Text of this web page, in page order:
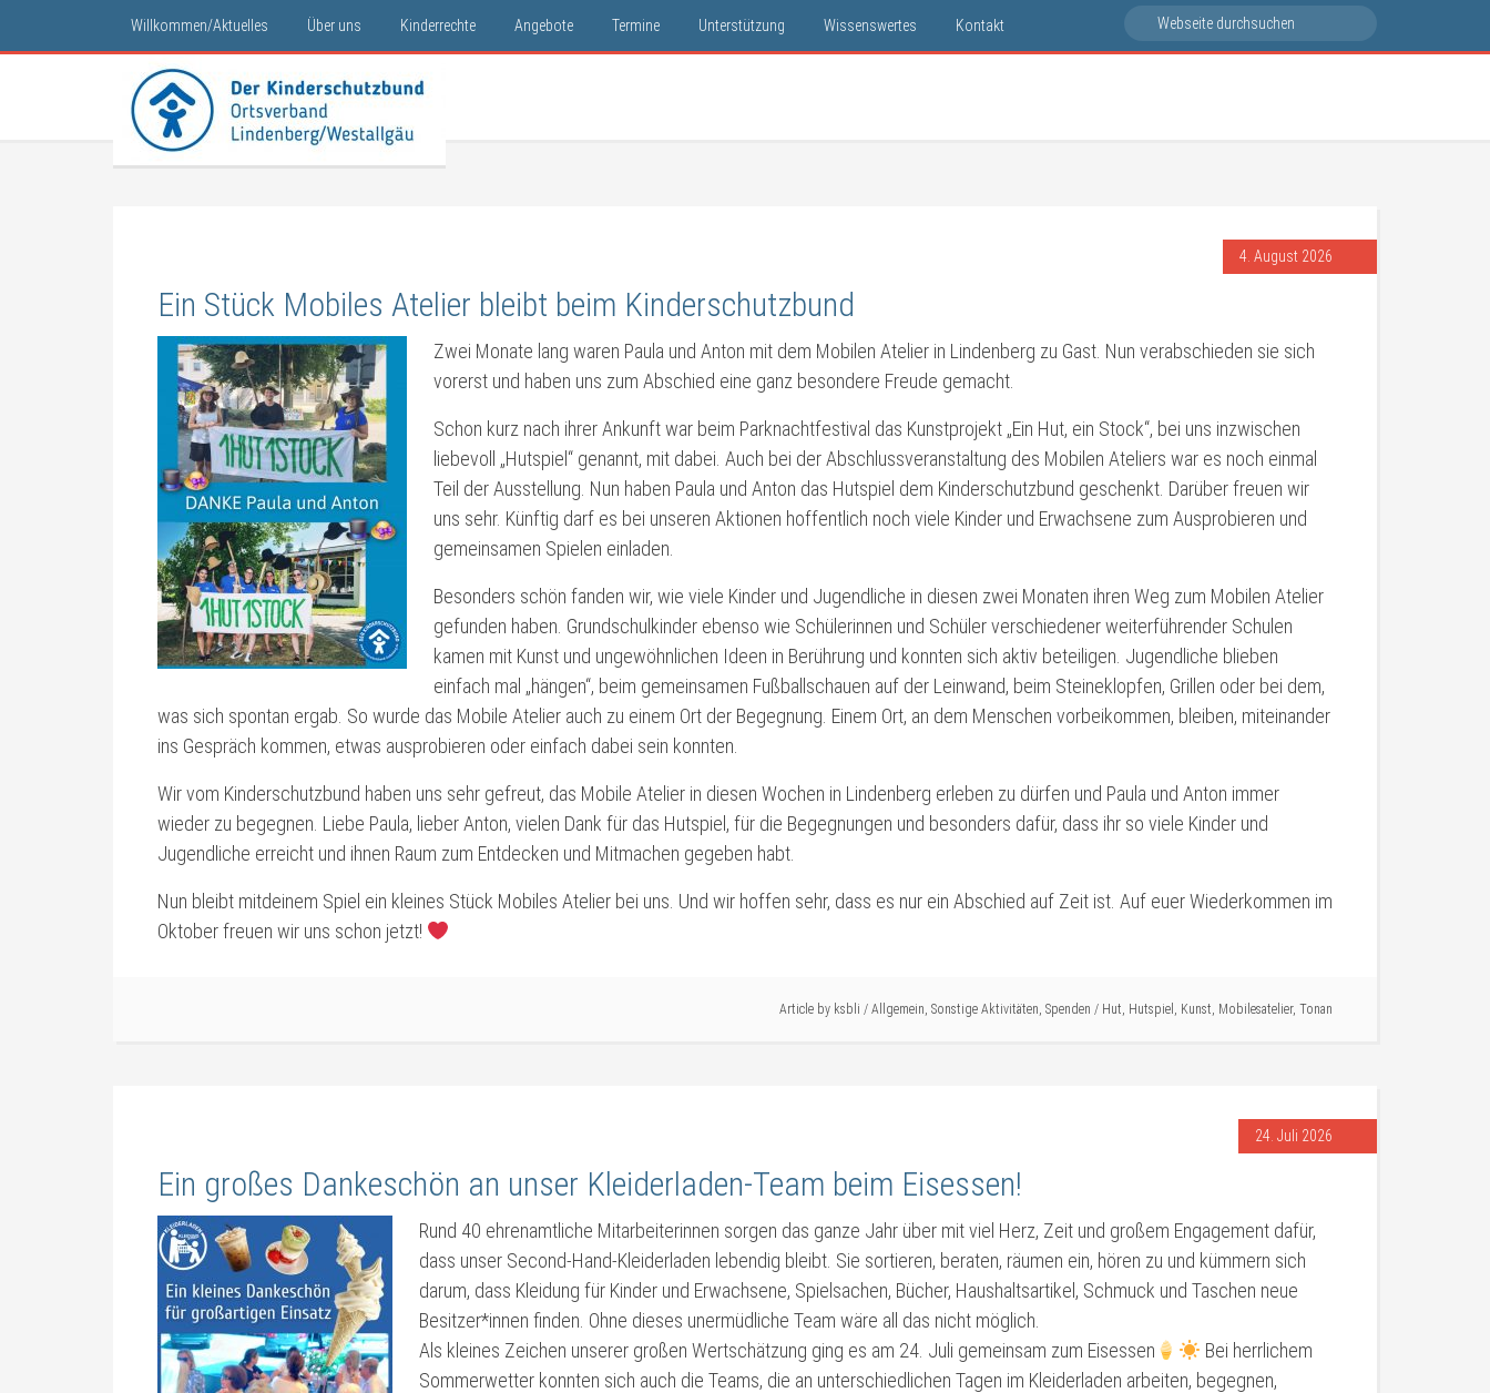
Willkommen/Aktuelles Über uns Kinderrechte Angebote Termine Unterstützung Wissenswertes Kontakt
4. August 2026
Ein Stück Mobiles Atelier bleibt beim Kinderschutzbund
Zwei Monate lang waren Paula und Anton mit dem Mobilen Atelier in Lindenberg zu Gast. Nun verabschieden sie sich
vorerst und haben uns zum Abschied eine ganz besondere Freude gemacht.
Schon kurz nach ihrer Ankunft war beim Parknachtfestival das Kunstprojekt „Ein Hut, ein Stock“, bei uns inzwischen
liebevoll „Hutspiel“ genannt, mit dabei. Auch bei der Abschlussveranstaltung des Mobilen Ateliers war es noch einmal
Teil der Ausstellung. Nun haben Paula und Anton das Hutspiel dem Kinderschutzbund geschenkt. Darüber freuen wir
uns sehr. Künftig darf es bei unseren Aktionen hoffentlich noch viele Kinder und Erwachsene zum Ausprobieren und
gemeinsamen Spielen einladen.
Besonders schön fanden wir, wie viele Kinder und Jugendliche in diesen zwei Monaten ihren Weg zum Mobilen Atelier
gefunden haben. Grundschulkinder ebenso wie Schülerinnen und Schüler verschiedener weiterführender Schulen
kamen mit Kunst und ungewöhnlichen Ideen in Berührung und konnten sich aktiv beteiligen. Jugendliche blieben
einfach mal „hängen“, beim gemeinsamen Fußballschauen auf der Leinwand, beim Steineklopfen, Grillen oder bei dem,
was sich spontan ergab. So wurde das Mobile Atelier auch zu einem Ort der Begegnung. Einem Ort, an dem Menschen vorbeikommen, bleiben, miteinander
ins Gespräch kommen, etwas ausprobieren oder einfach dabei sein konnten.
Wir vom Kinderschutzbund haben uns sehr gefreut, das Mobile Atelier in diesen Wochen in Lindenberg erleben zu dürfen und Paula und Anton immer
wieder zu begegnen. Liebe Paula, lieber Anton, vielen Dank für das Hutspiel, für die Begegnungen und besonders dafür, dass ihr so viele Kinder und
Jugendliche erreicht und ihnen Raum zum Entdecken und Mitmachen gegeben habt.
Nun bleibt mitdeinem Spiel ein kleines Stück Mobiles Atelier bei uns. Und wir hoffen sehr, dass es nur ein Abschied auf Zeit ist. Auf euer Wiederkommen im
Oktober freuen wir uns schon jetzt!
Article by ksbli / Allgemein, Sonstige Aktivitäten, Spenden / Hut, Hutspiel , Kunst, Mobilesatelier, Tonan
24. Juli 2026
Ein großes Dankeschön an unser Kleiderladen-Team beim Eisessen!
Rund 40 ehrenamtliche Mitarbeiterinnen sorgen das ganze Jahr über mit viel Herz, Zeit und großem Engagement dafür,
dass unser Second-Hand-Kleiderladen lebendig bleibt. Sie sortieren, beraten, räumen ein, hören zu und kümmern sich
darum, dass Kleidung für Kinder und Erwachsene, Spielsachen, Bücher, Haushaltsartikel, Schmuck und Taschen neue
Besitzer*innen finden. Ohne dieses unermüdliche Team wäre all das nicht möglich.
Als kleines Zeichen unserer großen Wertschätzung ging es am 24. Juli gemeinsam zum Eisessen
Bei herrlichem
Sommerwetter konnten sich auch die Teams, die an unterschiedlichen Tagen im Kleiderladen arbeiten, begegnen,